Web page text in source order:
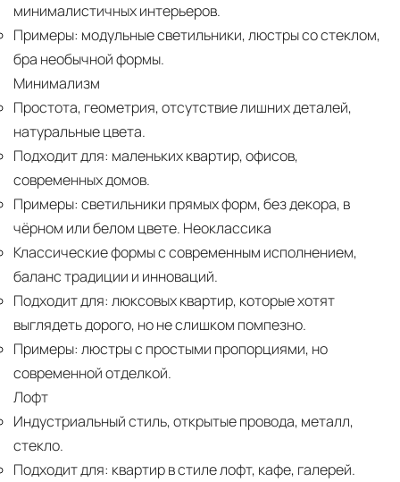
минималистичных интерьеров.
Примеры: модульные светильники, люстры со стеклом,
бра необычной формы.
Минимализм
Простота, геометрия, отсутствие лишних деталей,
натуральные цвета.
Подходит для: маленьких квартир, офисов,
современных домов.
Примеры: светильники прямых форм, без декора, в
чёрном или белом цвете. Неоклассика
Классические формы с современным исполнением,
баланс традиции и инноваций.
Подходит для: люксовых квартир, которые хотят
выглядеть дорого, но не слишком помпезно.
Примеры: люстры с простыми пропорциями, но
современной отделкой.
Лофт
Индустриальный стиль, открытые провода, металл,
стекло.
Подходит для: квартир в стиле лофт, кафе, галерей.